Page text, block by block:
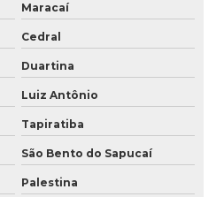
Maracaí
Cedral
Duartina
Luiz Antônio
Tapiratiba
São Bento do Sapucaí
Palestina